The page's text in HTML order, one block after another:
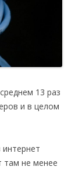
13 раз
и в целом
там не менее